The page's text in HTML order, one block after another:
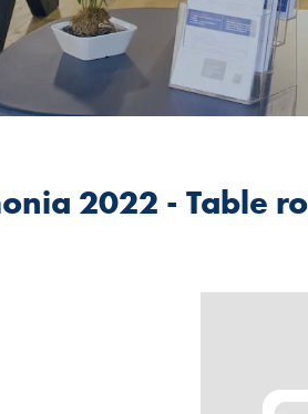
2022 - Table